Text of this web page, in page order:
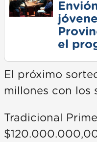
el
El próximo
millones con los
Tradicional